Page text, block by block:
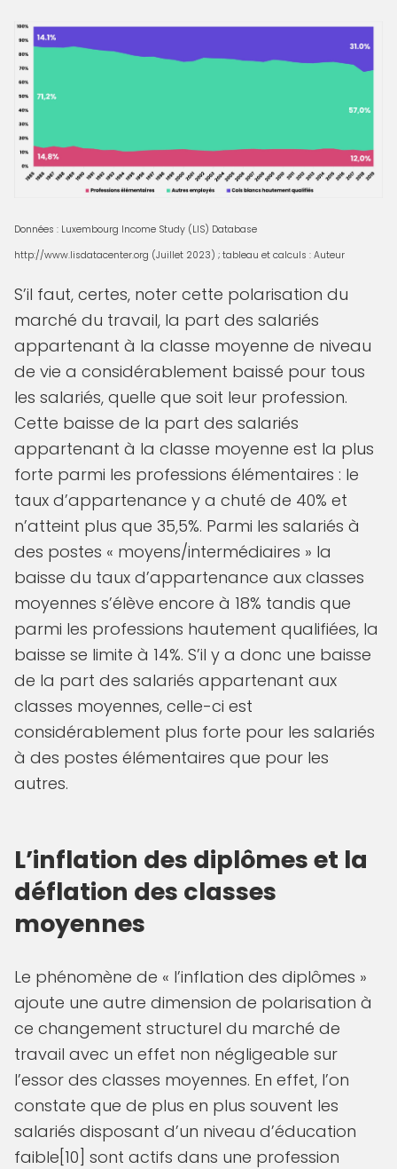
Données : Luxembourg Income Study (LIS) Database
http://www.lisdatacenter.org (Juillet 2023) ; tableau et calculs : Auteur
S’il faut, certes, noter cette polarisation du
marché du travail, la part des salariés
appartenant à la classe moyenne de niveau
de vie a considérablement baissé pour tous
les salariés, quelle que soit leur profession.
Cette baisse de la part des salariés
appartenant à la classe moyenne est la plus
forte parmi les professions élémentaires : le
taux d’appartenance y a chuté de 40% et
n’atteint plus que 35,5%. Parmi les salariés à
des postes « moyens/intermédiaires » la
baisse du taux d’appartenance aux classes
moyennes s’élève encore à 18% tandis que
parmi les professions hautement qualifiées, la
baisse se limite à 14%. S’il y a donc une baisse
de la part des salariés appartenant aux
classes moyennes, celle-ci est
considérablement plus forte pour les salariés
à des postes élémentaires que pour les
autres.
L’inflation des diplômes et la
déflation des classes
moyennes
Le phénomène de « l’inflation des diplômes »
ajoute une autre dimension de polarisation à
ce changement structurel du marché de
travail avec un effet non négligeable sur
l’essor des classes moyennes. En effet, l’on
constate que de plus en plus souvent les
salariés disposant d’un niveau d’éducation
faible[10] sont actifs dans une profession